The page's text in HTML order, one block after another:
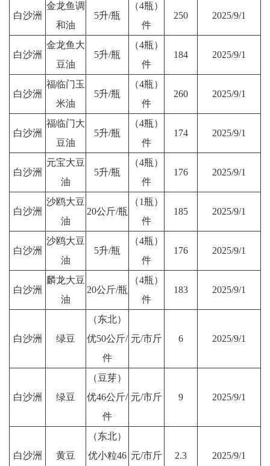
白沙洲
金龙鱼调
和油
5升/瓶
（4瓶）
件
250 2025/9/1
白沙洲
金龙鱼大
豆油
5升/瓶
（4瓶）
件
184 2025/9/1
白沙洲
福临门玉
米油
5升/瓶
（4瓶）
件
260 2025/9/1
白沙洲
福临门大
豆油
5升/瓶
（4瓶）
件
174 2025/9/1
白沙洲
元宝大豆
油
5升/瓶
（4瓶）
件
176 2025/9/1
白沙洲
沙鸥大豆
油
20公斤/瓶
（1瓶）
件
185 2025/9/1
白沙洲
沙鸥大豆
油
5升/瓶
（4瓶）
件
176 2025/9/1
白沙洲
麟龙大豆
油
20公斤/瓶
（4瓶）
件
183 2025/9/1
白沙洲 绿豆
（东北）
优50公斤/
件
元/市斤 6 2025/9/1
白沙洲 绿豆
（豆芽）
优46公斤/
件
元/市斤 9 2025/9/1
白沙洲 黄豆
（东北）
优小粒46 元/市斤 2.3 2025/9/1